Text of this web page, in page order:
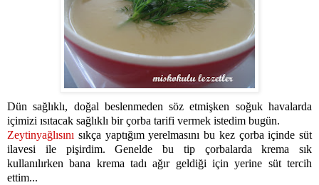
Dün sağlıklı, doğal beslenmeden söz etmişken soğuk havalarda
içimizi ısıtacak sağlıklı bir çorba tarifi vermek istedim bugün.
Zeytinyağlısını sıkça yaptığım yerelmasını bu kez çorba içinde süt
ilavesi ile pişirdim. Genelde bu tip çorbalarda krema sık
kullanılırken bana krema tadı ağır geldiği için yerine süt tercih
ettim...